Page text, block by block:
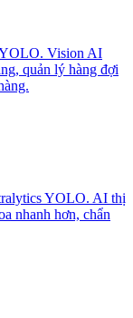
Vision AI
quản lý hàng đợi
YOLO. AI thị
nhanh hơn, chẩn